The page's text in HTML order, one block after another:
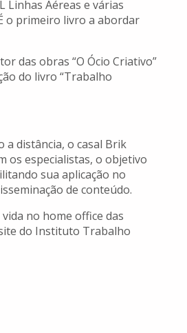
Linhas Aéreas e várias
o primeiro livro a abordar
das obras “O Ócio Criativo”
do livro “Trabalho
a distância, o casal Brik
os especialistas, o objetivo
sua aplicação no
de conteúdo.
no home office das
do Instituto Trabalho